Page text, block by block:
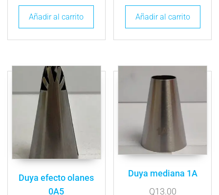
Añadir al carrito Añadir al carrito
Duya efecto olanes
0A5
Duya mediana 1A
Q13.00